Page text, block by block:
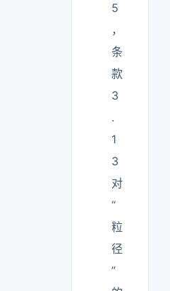
5
，
条
款
3
.
1
3
对
“
粒
径
”